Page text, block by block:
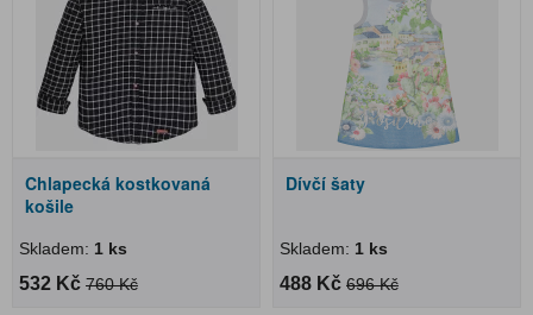
Chlapecká kostkovaná
košile
Skladem: 1 ks
532 Kč 760 Kč
Dívčí šaty
Skladem: 1 ks
488 Kč 696 Kč